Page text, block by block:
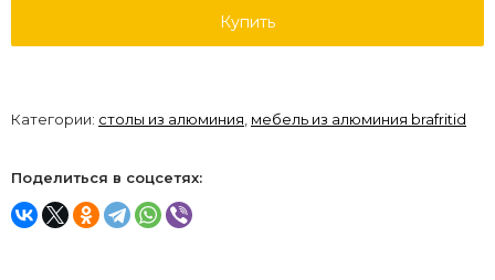
Купить
Категории: столы из алюминия, мебель из алюминия brafritid
Поделиться в соцсетях: